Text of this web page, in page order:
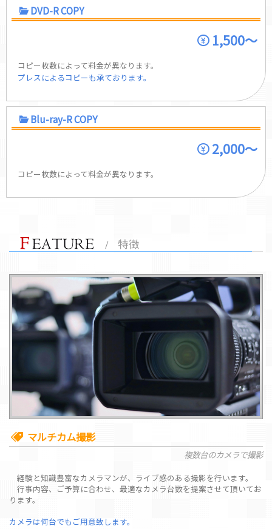
DVD-R COPY
1,500～
コピー枚数によって料金が異なります。
プレスによるコピーも承ております。
Blu-ray-R COPY
2,000～
コピー枚数によって料金が異なります。
マルチカム撮影
複数台のカメラで撮影
経験と知識豊富なカメラマンが、ライブ感のある撮影を行います。
行事内容、ご予算に合わせ、最適なカメラ台数を提案させて頂いてお
ります。
カメラは何台でもご用意致します。